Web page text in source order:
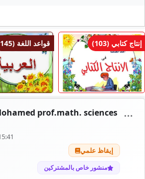
قواعد اللغة (145) إنتاج كتابي (103)
prof.math. sciences
إيقاظ علمي
منشور خاص بالمشتركين
⋯